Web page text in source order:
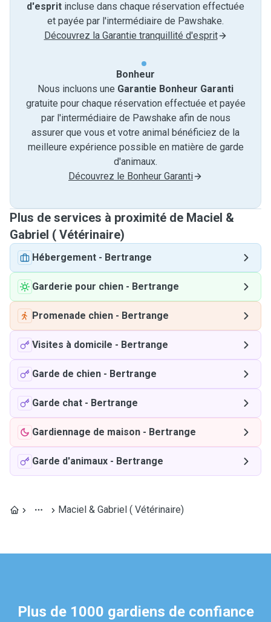
d'esprit incluse dans chaque réservation effectuée
et payée par l'intermédiaire de Pawshake.
Découvrez la Garantie tranquillité d'esprit
Bonheur
Nous incluons une Garantie Bonheur Garanti
gratuite pour chaque réservation effectuée et payée
par l'intermédiaire de Pawshake afin de nous
assurer que vous et votre animal bénéficiez de la
meilleure expérience possible en matière de garde
d'animaux.
Découvrez le Bonheur Garanti
Plus de services à proximité de Maciel &
Gabriel ( Vétérinaire)
Hébergement - Bertrange
Garderie pour chien - Bertrange
Promenade chien - Bertrange
Visites à domicile - Bertrange
Garde de chien - Bertrange
Garde chat - Bertrange
Gardiennage de maison - Bertrange
Garde d'animaux - Bertrange
Maciel & Gabriel ( Vétérinaire)
Plus de 1000 gardiens de confiance